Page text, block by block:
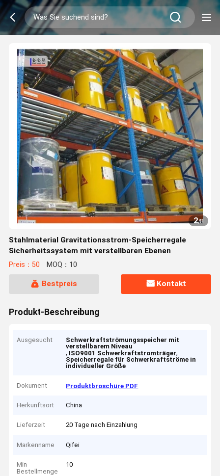
2/8
Stahlmaterial Gravitationsstrom-Speicherregale
Sicherheitssystem mit verstellbaren Ebenen
Preis：50 MOQ：10
Bestpreis Kontakt
Produkt-Beschreibung
Ausgesucht
Schwerkraftströmungsspeicher mit
verstellbarem Niveau
, ISO9001 Schwerkraftstromträger,
Speicherregale für Schwerkraftströme in
individueller Größe
Dokument Produktbroschüre PDF
Herkunftsort China
Lieferzeit 20 Tage nach Einzahlung
Markenname Qifei
Min
Bestellmenge
10